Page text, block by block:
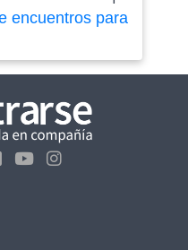
encuentros para